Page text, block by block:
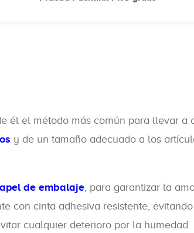
él el método más común para llevar a
y de un tamaño adecuado a los
de embalaje, para garantizar la
con cinta adhesiva resistente,
cualquier deterioro por la humedad.